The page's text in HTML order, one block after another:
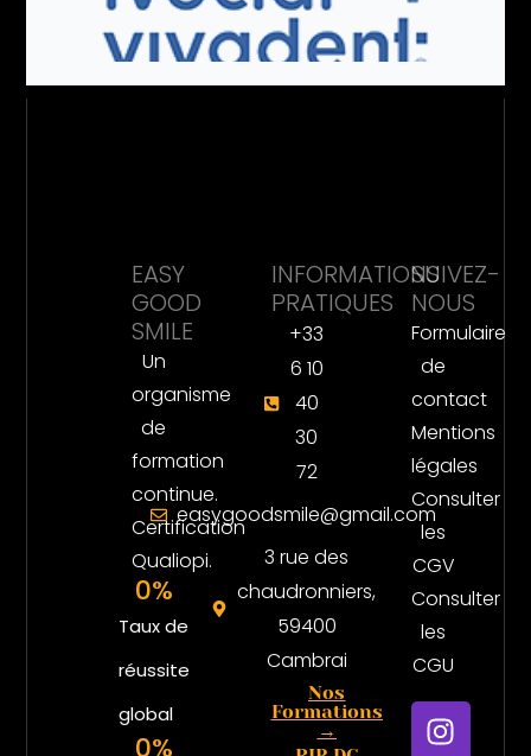
EASY
GOOD
SMILE
Un
organisme
de
formation
continue.
Certification
Qualiopi.
Taux de
réussite
global
0%
INFORMATIONS
PRATIQUES
+33
6 10
40
30
72
easygoodsmile@gmail.com
3 rue des
chaudronniers,
59400
Cambrai
Nos
Formations
→
SUIVEZ-
NOUS
Formulaire
de
contact
Mentions
légales
Consulter
les
CGV
Consulter
les
CGU
I
n